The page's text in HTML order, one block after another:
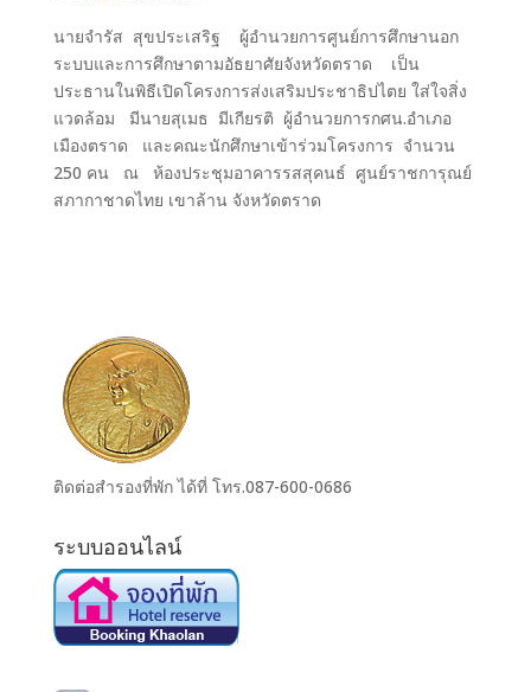
นายจำรัส สุขประเสริฐ ผู้อำนวยการศูนย์การศึกษานอก
ระบบและการศึกษาตามอัธยาศัยจังหวัดตราด เป็น
ประธานในพิธีเปิดโครงการส่งเสริมประชาธิปไตย ใส่ใจสิ่ง
แวดล้อม มีนายสุเมธ มีเกียรติ ผู้อำนวยการกศน.อำเภอ
เมืองตราด และคณะนักศึกษาเข้าร่วมโครงการ จำนวน
250 คน ณ ห้องประชุมอาคารรสสุคนธ์ ศูนย์ราชการุณย์
สภากาชาดไทย เขาล้าน จังหวัดตราด
ติดต่อสำรองที่พัก ได้ที่ โทร.087-600-0686
ระบบออนไลน์